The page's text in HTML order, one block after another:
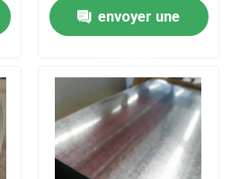
25mm de 20mm
envoyer une